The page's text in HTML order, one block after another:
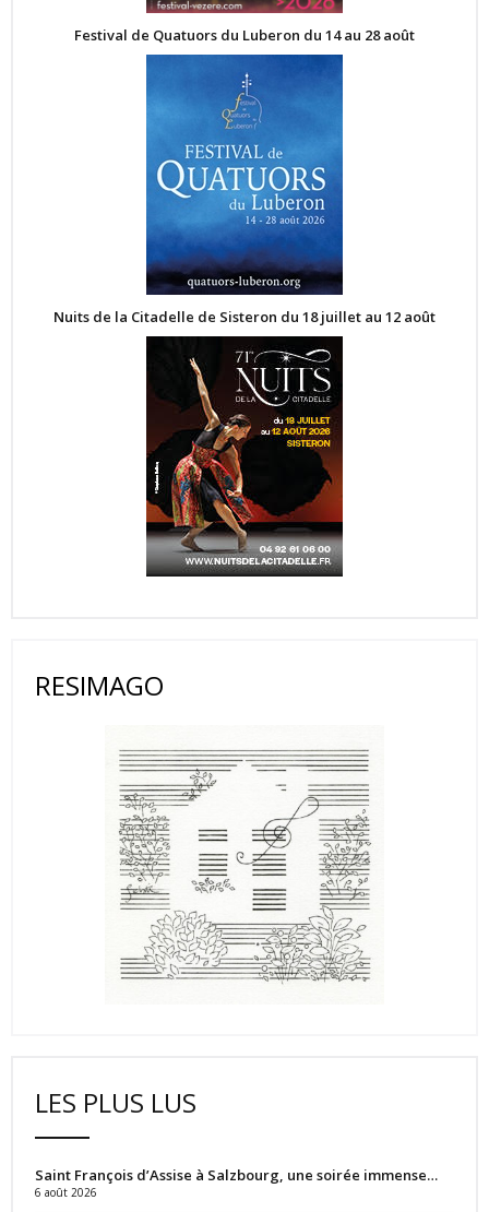
Festival de Quatuors du Luberon du 14 au 28 août
Nuits de la Citadelle de Sisteron du 18 juillet au 12 août
RESIMAGO
LES PLUS LUS
Saint François d’Assise à Salzbourg, une soirée immense…
6 août 2026